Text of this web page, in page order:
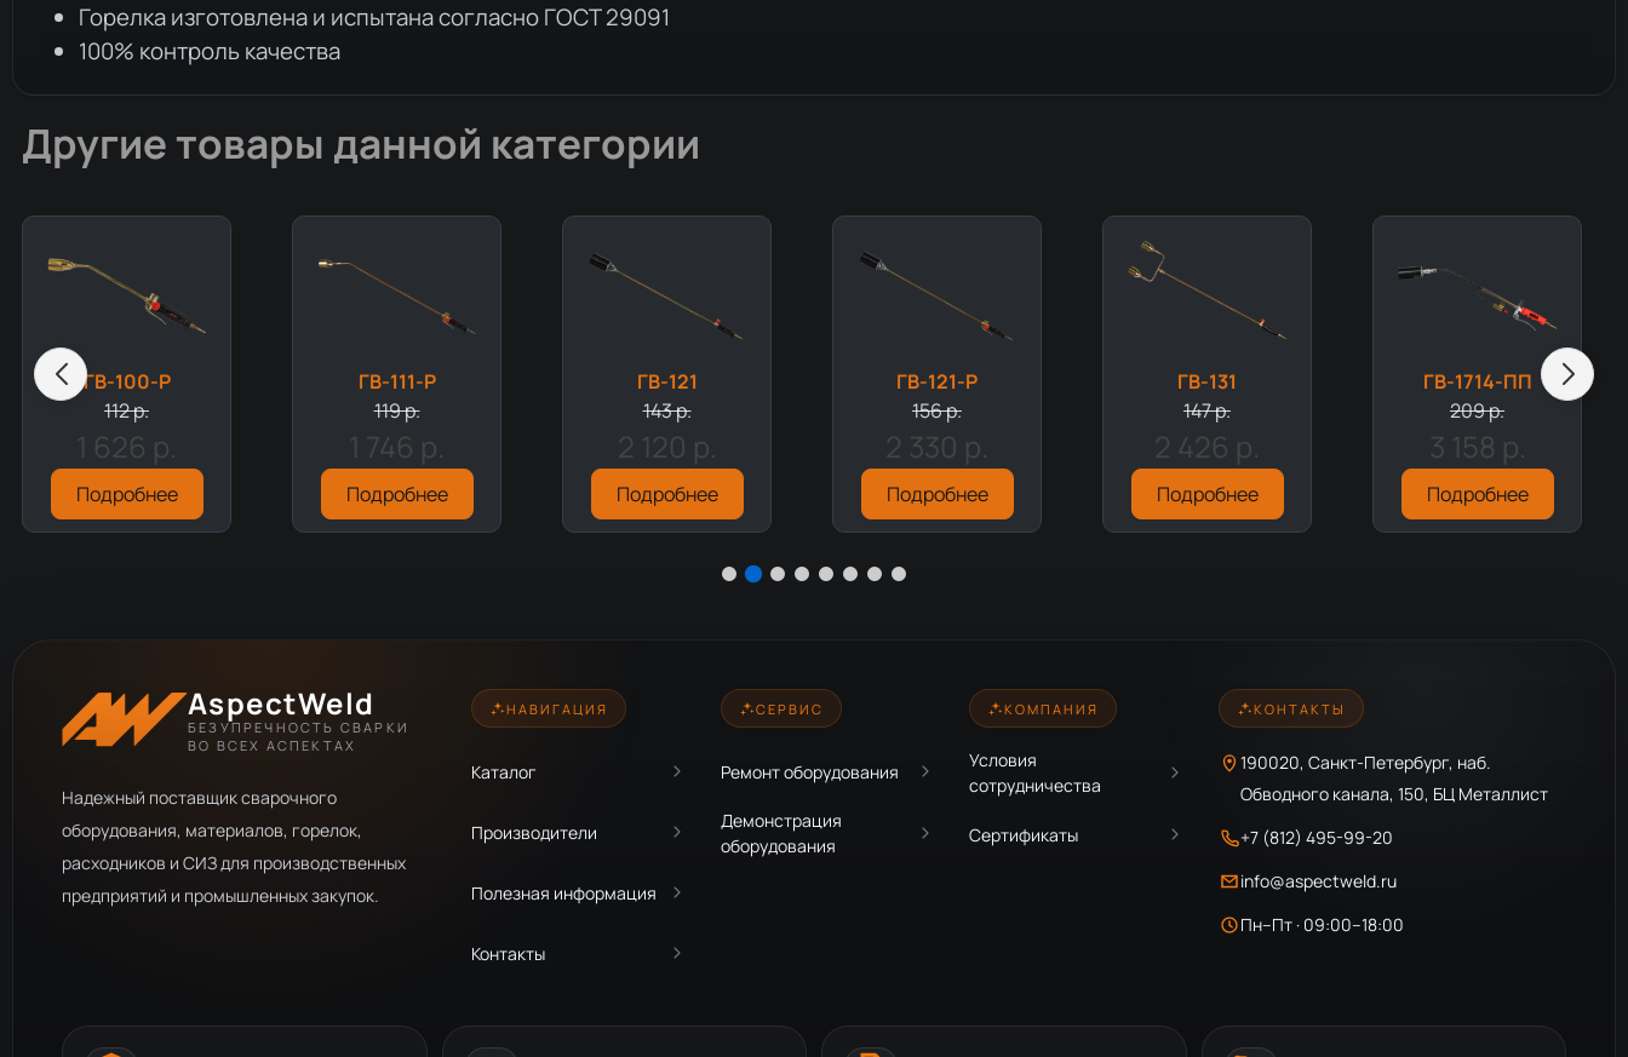
Горелка изготовлена и испытана согласно ГОСТ 29091
100% контроль качества
Другие товары данной категории
ГВ-100-Р
112 р.
1 626 р.
Подробнее
ГВ-111-Р
119 р.
1 746 р.
Подробнее
ГВ-121
143 р.
2 120 р.
Подробнее
ГВ-121-Р
156 р.
2 330 р.
Подробнее
ГВ-131
147 р.
2 426 р.
Подробнее
ГВ-1714-ПП
209 р.
3 158 р.
Подробнее
AspectWeld
БЕЗУПРЕЧНОСТЬ СВАРКИ
ВО ВСЕХ АСПЕКТАХ
Надежный поставщик сварочного
оборудования, материалов, горелок,
расходников и СИЗ для производственных
предприятий и промышленных закупок.
НАВИГАЦИЯ
Каталог
Производители
Полезная информация
Контакты
СЕРВИС
Ремонт оборудования
Демонстрация
оборудования
КОМПАНИЯ
Условия
сотрудничества
Сертификаты
КОНТАКТЫ
190020, Санкт-Петербург, наб.
Обводного канала, 150, БЦ Металлист
+7 (812) 495-99-20
info@aspectweld.ru
Пн–Пт · 09:00–18:00